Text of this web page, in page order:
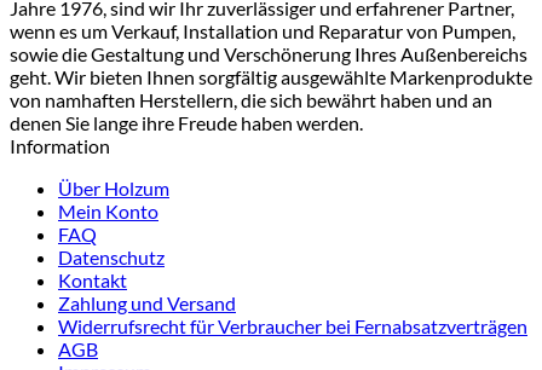
Jahre 1976, sind wir Ihr zuverlässiger und erfahrener Partner,
wenn es um Verkauf, Installation und Reparatur von Pumpen,
sowie die Gestaltung und Verschönerung Ihres Außenbereichs
geht. Wir bieten Ihnen sorgfältig ausgewählte Markenprodukte
von namhaften Herstellern, die sich bewährt haben und an
denen Sie lange ihre Freude haben werden.
Information
Über Holzum
Mein Konto
FAQ
Datenschutz
Kontakt
Zahlung und Versand
Widerrufsrecht für Verbraucher bei Fernabsatzverträgen
AGB